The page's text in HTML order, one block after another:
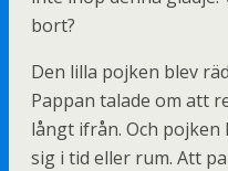
bort?
Den lilla pojken blev
Pappan talade om att
långt ifrån. Och
sig i tid eller rum. Att